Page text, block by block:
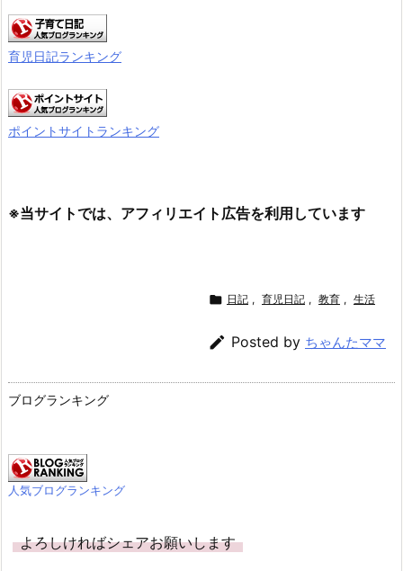
育児日記ランキング
ポイントサイトランキング
※当サイトでは、アフィリエイト広告を利用しています
 日記 , 育児日記 , 教育 , 生活
 Posted by ちゃんたママ
ブログランキング
人気ブログランキング
よろしければシェアお願いします